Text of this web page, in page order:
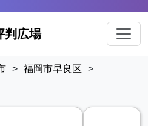
判広場
> 福岡市早良区
>